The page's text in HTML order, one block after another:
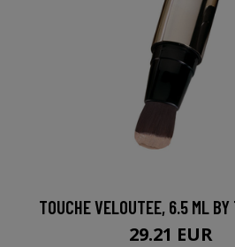
TOUCHE VELOUTEE, 6.5 ML
29.21 EUR